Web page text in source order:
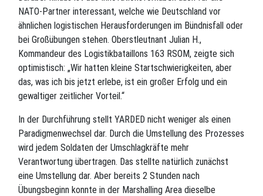
NATO-Partner interessant, welche wie Deutschland vor
ähnlichen logistischen Herausforderungen im Bündnisfall oder
bei Großübungen stehen. Oberstleutnant Julian H.,
Kommandeur des Logistikbataillons 163 RSOM, zeigte sich
optimistisch: „Wir hatten kleine Startschwierigkeiten, aber
das, was ich bis jetzt erlebe, ist ein großer Erfolg und ein
gewaltiger zeitlicher Vorteil.“
In der Durchführung stellt YARDED nicht weniger als einen
Paradigmenwechsel dar. Durch die Umstellung des Prozesses
wird jedem Soldaten der Umschlagkräfte mehr
Verantwortung übertragen. Das stellte natürlich zunächst
eine Umstellung dar. Aber bereits 2 Stunden nach
Übungsbeginn konnte in der Marshalling Area dieselbe